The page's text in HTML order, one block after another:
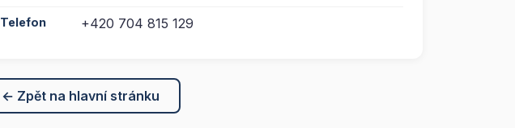
Telefon +420 704 815 129
← Zpět na hlavní stránku